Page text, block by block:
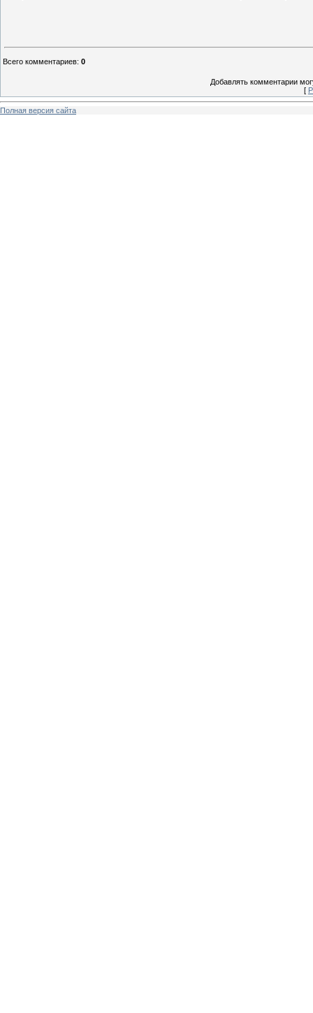
Всего комментариев: 0
Добавлять комментарии
[
Полная версия сайта